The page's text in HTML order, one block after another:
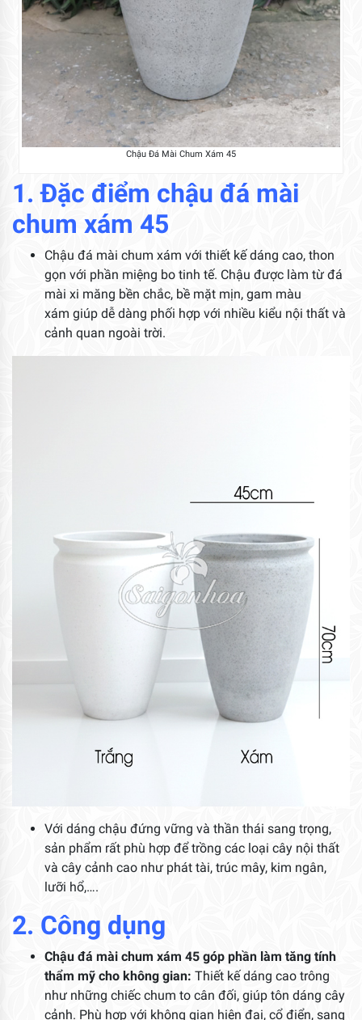
Chậu Đá Mài Chum Xám 45
1. Đặc điểm chậu đá mài
chum xám 45
Chậu đá mài chum xám với thiết kế dáng cao, thon
gọn với phần miệng bo tinh tế. Chậu được làm từ đá
mài xi măng bền chắc, bề mặt mịn, gam màu
xám giúp dễ dàng phối hợp với nhiều kiểu nội thất và
cảnh quan ngoài trời.
Với dáng chậu đứng vững và thần thái sang trọng,
sản phẩm rất phù hợp để trồng các loại cây nội thất
và cây cảnh cao như phát tài, trúc mây, kim ngân,
lưỡi hổ,….
2. Công dụng
Chậu đá mài chum xám 45 góp phần làm tăng tính
thẩm mỹ cho không gian: Thiết kế dáng cao trông
như những chiếc chum to cân đối, giúp tôn dáng cây
cảnh. Phù hợp với không gian hiện đại, cổ điển, sang